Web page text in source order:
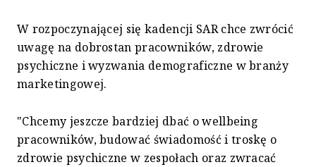
W rozpoczynającej się kadencji SAR chce zwrócić
uwagę na dobrostan pracowników, zdrowie
psychiczne i wyzwania demograficzne w branży
marketingowej.
"Chcemy jeszcze bardziej dbać o wellbeing
pracowników, budować świadomość i troskę o
zdrowie psychiczne w zespołach oraz zwracać